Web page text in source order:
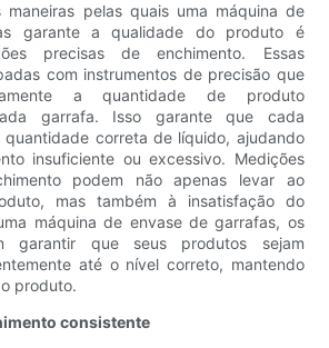
maneiras pelas quais uma máquina de
garante a qualidade do produto é
precisas de enchimento. Essas
com instrumentos de precisão que
a quantidade de produto
garrafa. Isso garante que cada
correta de líquido, ajudando
insuficiente ou excessivo. Medições
podem não apenas levar ao
mas também à insatisfação do
máquina de envase de garrafas, os
garantir que seus produtos sejam
até o nível correto, mantendo
produto.
consistente